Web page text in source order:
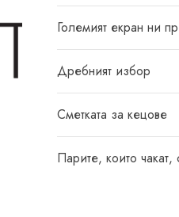
Големият екран ни
Дребният избор
Сметката за кецове
Парите, които